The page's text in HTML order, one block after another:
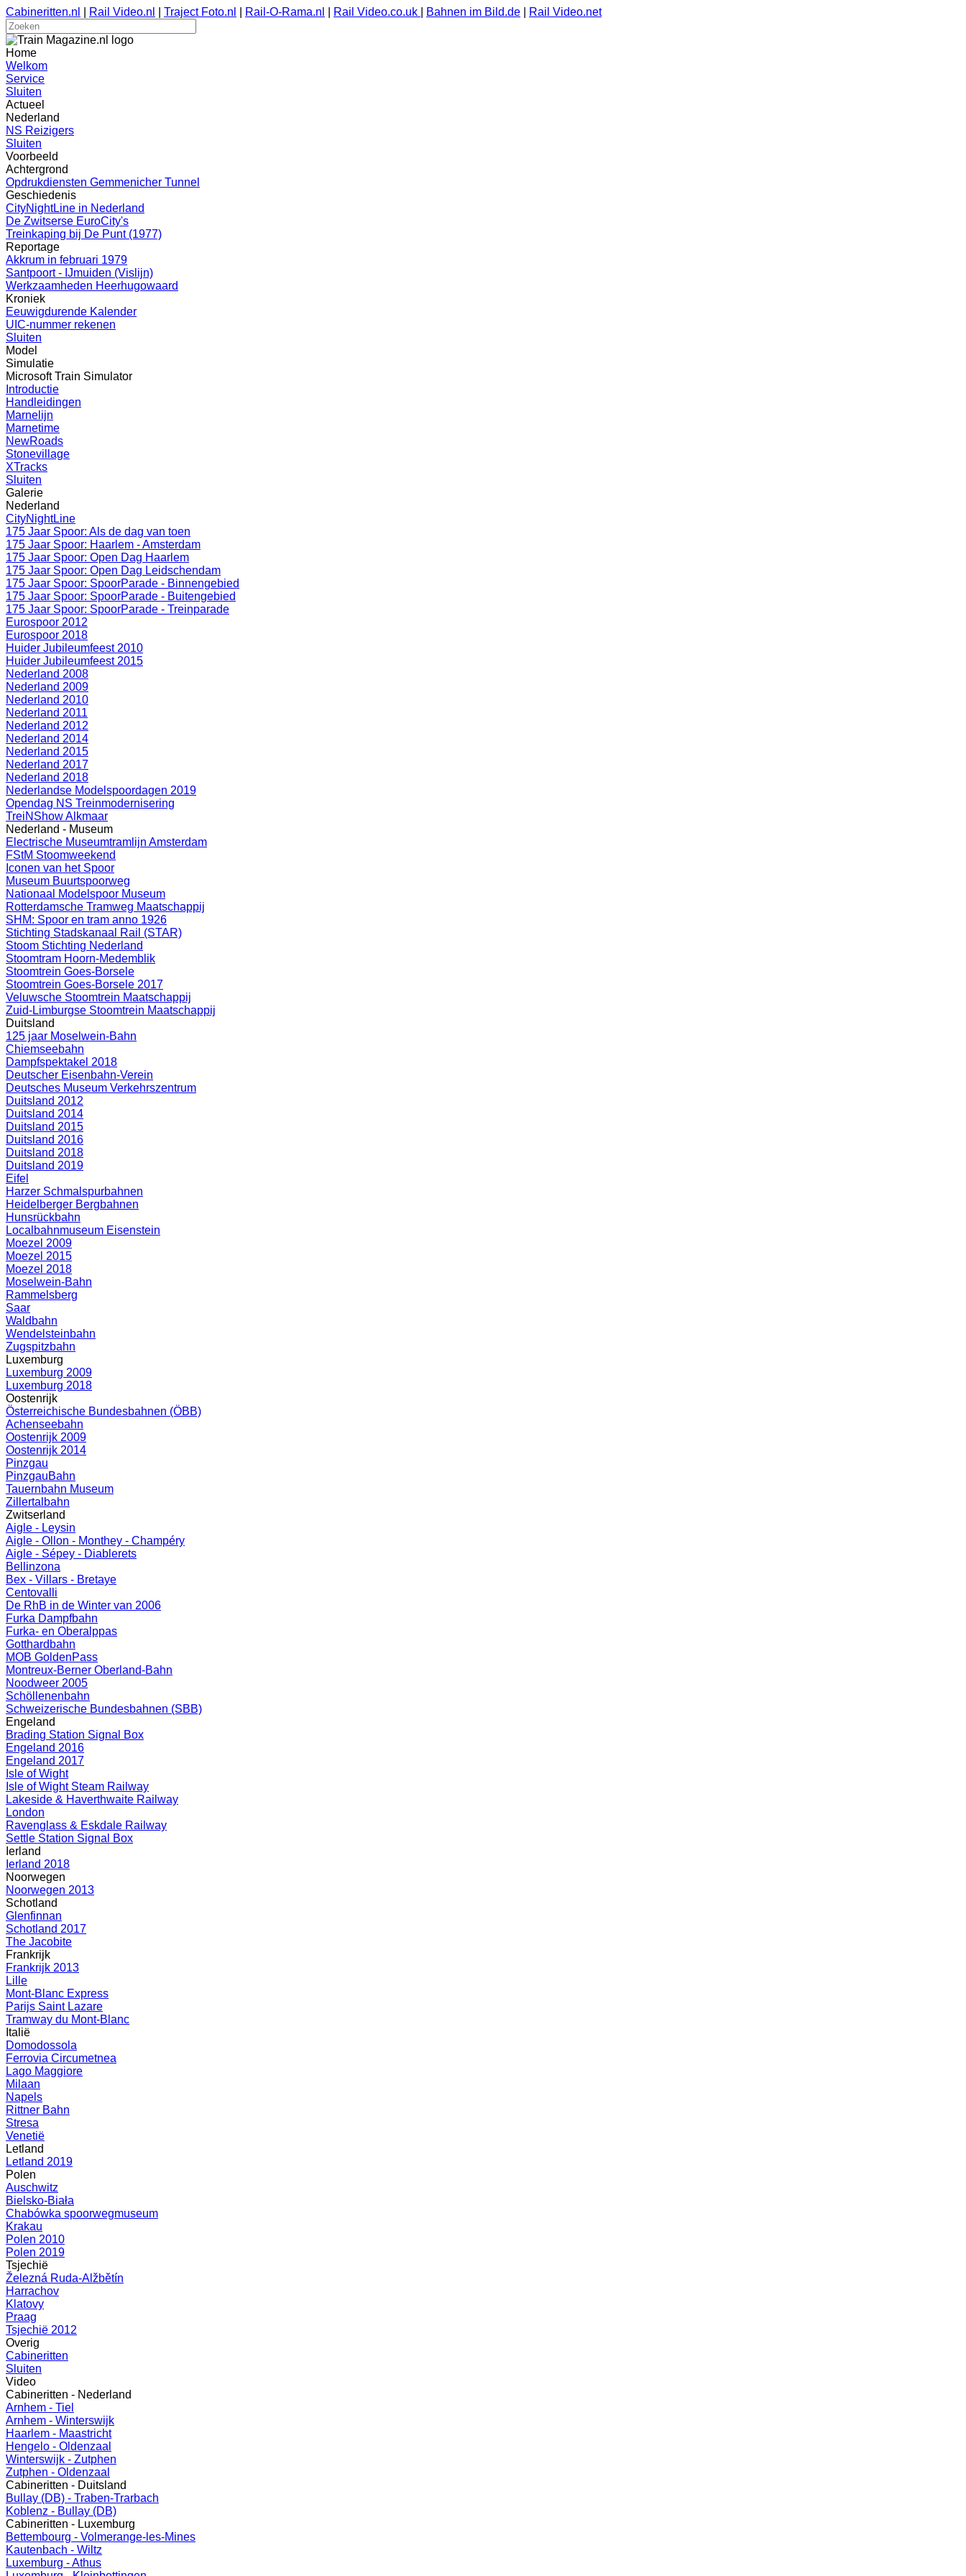
Cabineritten.nl Rail Video.nl Traject Foto.nl Rail-O-Rama.nl Rail Video.co.uk Bahnen im Bild.de Rail Video.net
Home
Welkom
Service
Sluiten
Actueel
Nederland
NS Reizigers
Sluiten
Voorbeeld
Achtergrond
Opdrukdiensten Gemmenicher Tunnel
Geschiedenis
CityNightLine in Nederland
De Zwitserse EuroCity's
Treinkaping bij De Punt (1977)
Reportage
Akkrum in februari 1979
Santpoort - IJmuiden (Vislijn)
Werkzaamheden Heerhugowaard
Kroniek
Eeuwigdurende Kalender
UIC-nummer rekenen
Sluiten
Model
Simulatie
Microsoft Train Simulator
Introductie
Handleidingen
Marnelijn
Marnetime
NewRoads
Stonevillage
XTracks
Sluiten
Galerie
Nederland
CityNightLine
175 Jaar Spoor: Als de dag van toen
175 Jaar Spoor: Haarlem - Amsterdam
175 Jaar Spoor: Open Dag Haarlem
175 Jaar Spoor: Open Dag Leidschendam
175 Jaar Spoor: SpoorParade - Binnengebied
175 Jaar Spoor: SpoorParade - Buitengebied
175 Jaar Spoor: SpoorParade - Treinparade
Eurospoor 2012
Eurospoor 2018
Huider Jubileumfeest 2010
Huider Jubileumfeest 2015
Nederland 2008
Nederland 2009
Nederland 2010
Nederland 2011
Nederland 2012
Nederland 2014
Nederland 2015
Nederland 2017
Nederland 2018
Nederlandse Modelspoordagen 2019
Opendag NS Treinmodernisering
TreiNShow Alkmaar
Nederland - Museum
Electrische Museumtramlijn Amsterdam
FStM Stoomweekend
Iconen van het Spoor
Museum Buurtspoorweg
Nationaal Modelspoor Museum
Rotterdamsche Tramweg Maatschappij
SHM: Spoor en tram anno 1926
Stichting Stadskanaal Rail (STAR)
Stoom Stichting Nederland
Stoomtram Hoorn-Medemblik
Stoomtrein Goes-Borsele
Stoomtrein Goes-Borsele 2017
Veluwsche Stoomtrein Maatschappij
Zuid-Limburgse Stoomtrein Maatschappij
Duitsland
125 jaar Moselwein-Bahn
Chiemseebahn
Dampfspektakel 2018
Deutscher Eisenbahn-Verein
Deutsches Museum Verkehrszentrum
Duitsland 2012
Duitsland 2014
Duitsland 2015
Duitsland 2016
Duitsland 2018
Duitsland 2019
Eifel
Harzer Schmalspurbahnen
Heidelberger Bergbahnen
Hunsrückbahn
Localbahnmuseum Eisenstein
Moezel 2009
Moezel 2015
Moezel 2018
Moselwein-Bahn
Rammelsberg
Saar
Waldbahn
Wendelsteinbahn
Zugspitzbahn
Luxemburg
Luxemburg 2009
Luxemburg 2018
Oostenrijk
Österreichische Bundesbahnen (ÖBB)
Achenseebahn
Oostenrijk 2009
Oostenrijk 2014
Pinzgau
PinzgauBahn
Tauernbahn Museum
Zillertalbahn
Zwitserland
Aigle - Leysin
Aigle - Ollon - Monthey - Champéry
Aigle - Sépey - Diablerets
Bellinzona
Bex - Villars - Bretaye
Centovalli
De RhB in de Winter van 2006
Furka Dampfbahn
Furka- en Oberalppas
Gotthardbahn
MOB GoldenPass
Montreux-Berner Oberland-Bahn
Noodweer 2005
Schöllenenbahn
Schweizerische Bundesbahnen (SBB)
Engeland
Brading Station Signal Box
Engeland 2016
Engeland 2017
Isle of Wight
Isle of Wight Steam Railway
Lakeside & Haverthwaite Railway
London
Ravenglass & Eskdale Railway
Settle Station Signal Box
Ierland
Ierland 2018
Noorwegen
Noorwegen 2013
Schotland
Glenfinnan
Schotland 2017
The Jacobite
Frankrijk
Frankrijk 2013
Lille
Mont-Blanc Express
Parijs Saint Lazare
Tramway du Mont-Blanc
Italië
Domodossola
Ferrovia Circumetnea
Lago Maggiore
Milaan
Napels
Rittner Bahn
Stresa
Venetië
Letland
Letland 2019
Polen
Auschwitz
Bielsko-Biała
Chabówka spoorwegmuseum
Krakau
Polen 2010
Polen 2019
Tsjechië
Železná Ruda-Alžbětín
Harrachov
Klatovy
Praag
Tsjechië 2012
Overig
Cabineritten
Sluiten
Video
Cabineritten - Nederland
Arnhem - Tiel
Arnhem - Winterswijk
Haarlem - Maastricht
Hengelo - Oldenzaal
Winterswijk - Zutphen
Zutphen - Oldenzaal
Cabineritten - Duitsland
Bullay (DB) - Traben-Trarbach
Koblenz - Bullay (DB)
Cabineritten - Luxemburg
Bettembourg - Volmerange-les-Mines
Kautenbach - Wiltz
Luxemburg - Athus